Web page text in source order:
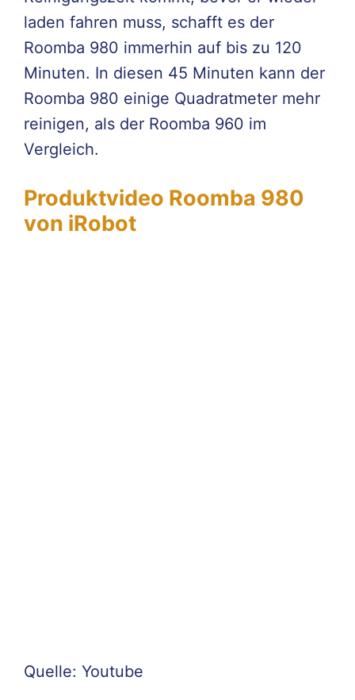
laden fahren muss, schafft es der
Roomba 980 immerhin auf bis zu 120
Minuten. In diesen 45 Minuten kann der
Roomba 980 einige Quadratmeter mehr
reinigen, als der Roomba 960 im
Vergleich.
Produktvideo Roomba 980
von iRobot
Quelle: Youtube